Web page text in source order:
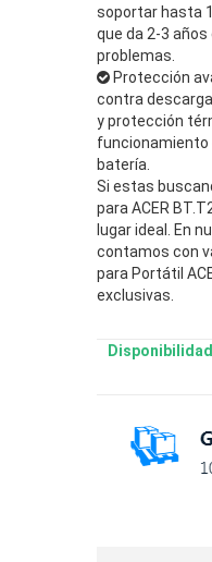
soportar hasta
que da 2-3
problemas.
Protección
contra
y protección
funcionamiento
batería.
Si estas
para ACER
lugar ideal. En
contamos con
para Portátil
exclusivas.